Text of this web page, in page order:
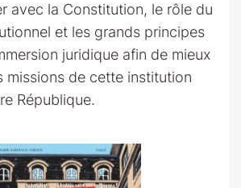
avec la Constitution, le rôle du
et les grands principes
juridique afin de mieux
missions de cette institution
République.